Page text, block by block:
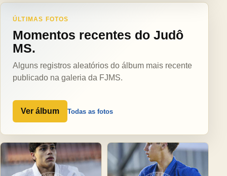
ÚLTIMAS FOTOS
Momentos recentes do Judô
MS.
Alguns registros aleatórios do álbum mais recente
publicado na galeria da FJMS.
Ver álbum Todas as fotos